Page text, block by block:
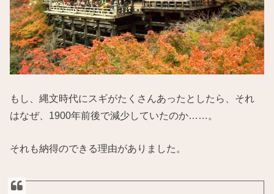
もし、縄文時代にスギがたくさんあったとしたら、それ
はなぜ、1900年前後で減少していたのか……。
それも納得のできる理由がありました。